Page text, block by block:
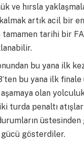
ve hırsla
artık acil bir
tamamen tarihi bir
bu yana ilk
bu yana ilk finale
olan
turda penaltı
gösterdiler.